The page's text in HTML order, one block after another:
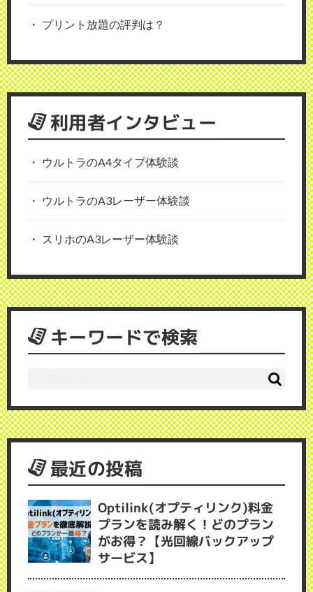
プリント放題の評判は？
利用者インタビュー
ウルトラのA4タイプ体験談
ウルトラのA3レーザー体験談
スリホのA3レーザー体験談
キーワードで検索
最近の投稿
Optilink(オプティリンク)料金
プランを読み解く！どのプラン
がお得？【光回線バックアップ
サービス】